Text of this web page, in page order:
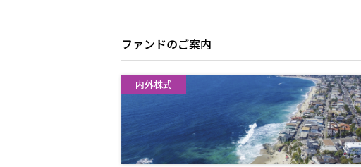
ファンドのご案内
内外株式